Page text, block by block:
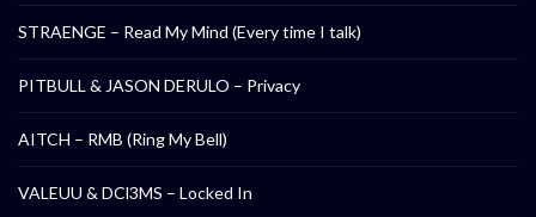
STRAENGE – Read My Mind (Every time I talk)
PITBULL & JASON DERULO – Privacy
AITCH – RMB (Ring My Bell)
VALEUU & DCl3MS – Locked In